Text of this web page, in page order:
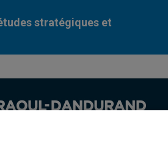
stratégiques et